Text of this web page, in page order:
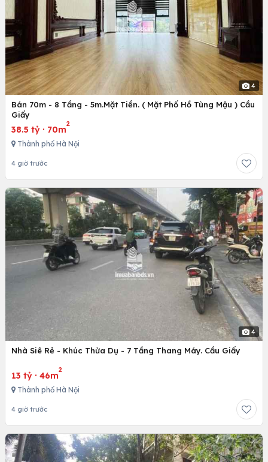
4
Bán 70m - 8 Tầng - 5m.Mặt Tiền. ( Mặt Phố Hồ Tùng Mậu ) Cầu
Giấy
38.5 tỷ · 70m
2
Thành phố Hà Nội
4 giờ trước
4
Nhà Siê Rẻ - Khúc Thừa Dụ - 7 Tầng Thang Máy. Cầu Giấy
13 tỷ · 46m
2
Thành phố Hà Nội
4 giờ trước